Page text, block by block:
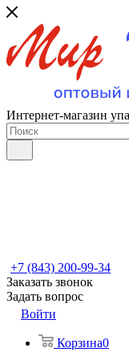
Интернет-магазин
+7 (843) 200-99-34
Заказать звонок
Задать вопрос
Войти
Корзина0